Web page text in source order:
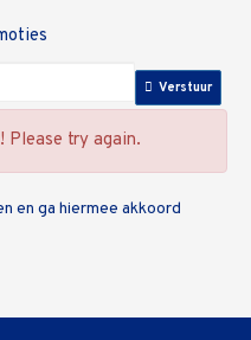
Verstuur
Please try again.
en ga hiermee akkoord